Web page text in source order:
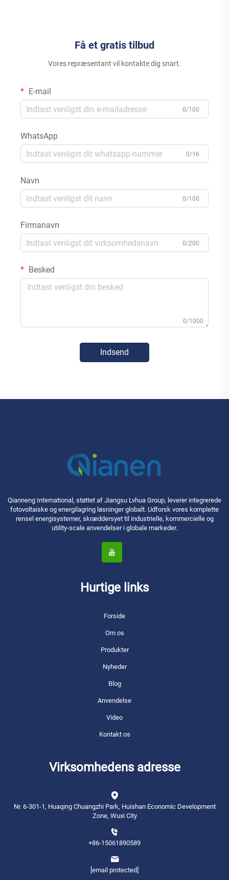
Få et gratis tilbud
Vores repræsentant vil kontakte dig snart.
E-mail
0/100
WhatsApp
0/16
Navn
0/100
Firmanavn
0/200
Besked
0/1000
Indsend
Qianneng International, støttet af Jiangsu Lvhua Group, leverer integrerede
fotovoltaiske og energilagring løsninger globalt. Udforsk vores komplette
rensel energisystemer, skræddersyet til industrielle, kommercielle og
utility-scale anvendelser i globale markeder.
Hurtige links
Forside
Om os
Produkter
Nyheder
Blog
Anvendelse
Video
Kontakt os
Virksomhedens adresse
Nr. 6-301-1, Huaqing Chuangzhi Park, Huishan Economic Development
Zone, Wuxi City
+86-15061890589
[email protected]